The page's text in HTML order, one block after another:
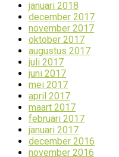
januari 2018
december 2017
november 2017
oktober 2017
augustus 2017
juli 2017
juni 2017
mei 2017
april 2017
maart 2017
februari 2017
januari 2017
december 2016
november 2016